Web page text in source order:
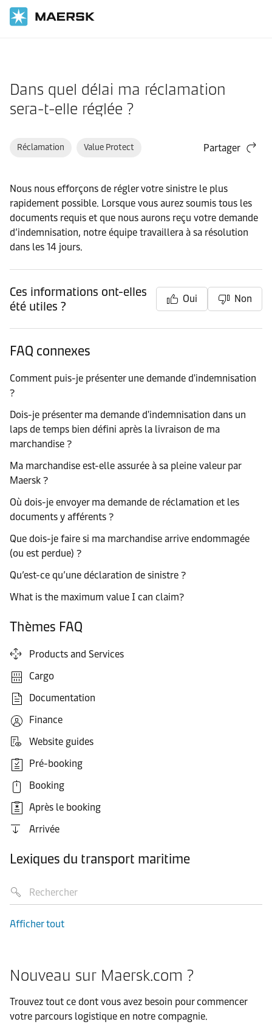
Dans quel délai ma réclamation
sera-t-elle réglée ?
Réclamation Value Protect Partager
Nous nous efforçons de régler votre sinistre le plus
rapidement possible. Lorsque vous aurez soumis tous les
documents requis et que nous aurons reçu votre demande
d’indemnisation, notre équipe travaillera à sa résolution
dans les 14 jours.
Ces informations ont-elles
été utiles ?
Oui Non
FAQ connexes
Comment puis-je présenter une demande d'indemnisation
?
Dois-je présenter ma demande d'indemnisation dans un
laps de temps bien défini après la livraison de ma
marchandise ?
Ma marchandise est-elle assurée à sa pleine valeur par
Maersk ?
Où dois-je envoyer ma demande de réclamation et les
documents y afférents ?
Que dois-je faire si ma marchandise arrive endommagée
(ou est perdue) ?
Qu’est-ce qu’une déclaration de sinistre ?
What is the maximum value I can claim?
Thèmes FAQ
Products and Services
Cargo
Documentation
Finance
Website guides
Pré-booking
Booking
Après le booking
Arrivée
Lexiques du transport maritime
Afficher tout
Nouveau sur Maersk.com ?
Trouvez tout ce dont vous avez besoin pour commencer
votre parcours logistique en notre compagnie.